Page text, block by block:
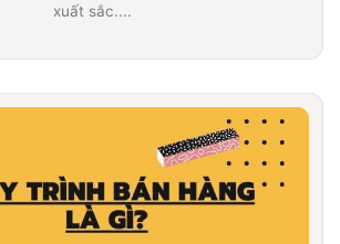
xuất sắc....